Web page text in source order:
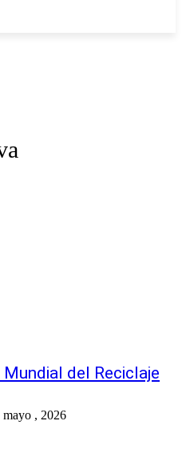
del Reciclaje
mayo , 2026